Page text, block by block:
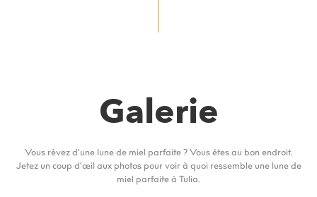
Galerie
Vous rêvez d'une lune de miel parfaite ? Vous êtes au bon endroit.
Jetez un coup d'œil aux photos pour voir à quoi ressemble une lune de
miel parfaite à Tulia.